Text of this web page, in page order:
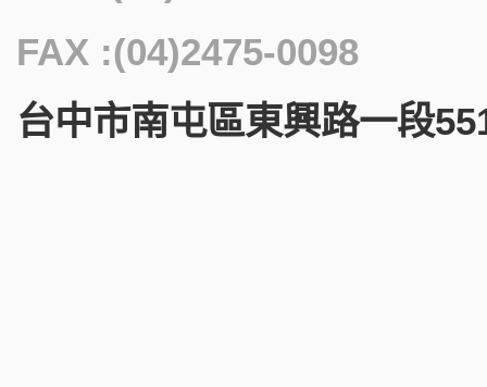
FAX :(04)2475-0098
台中市南屯區東興路一段